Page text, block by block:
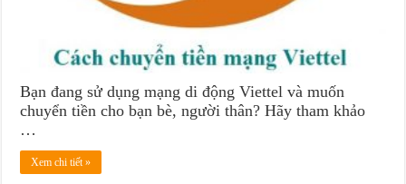
Bạn đang sử dụng mạng di động Viettel và muốn
chuyển tiền cho bạn bè, người thân? Hãy tham khảo
…
Xem chi tiết »